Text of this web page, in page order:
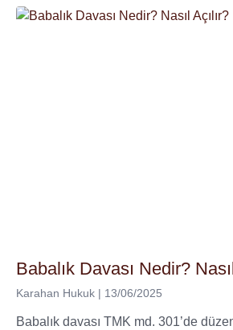
Babalık Davası Nedir?
Karahan Hukuk 13/06/2025
Babalık davası TMK md. 301’de